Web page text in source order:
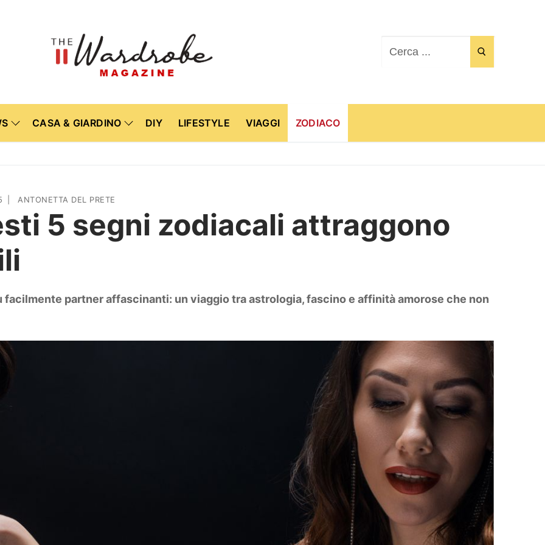
CASA & GIARDINO DIY LIFESTYLE VIAGGI ZODIACO
ANTONETTA DEL PRETE
5 segni zodiacali attraggono
partner affascinanti: un viaggio tra astrologia, fascino e affinità amorose che non